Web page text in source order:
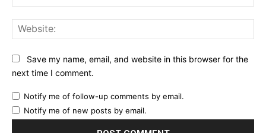
Save my name, email, and website in this browser for the
next time I comment.
Notify me of follow-up comments by email.
Notify me of new posts by email.